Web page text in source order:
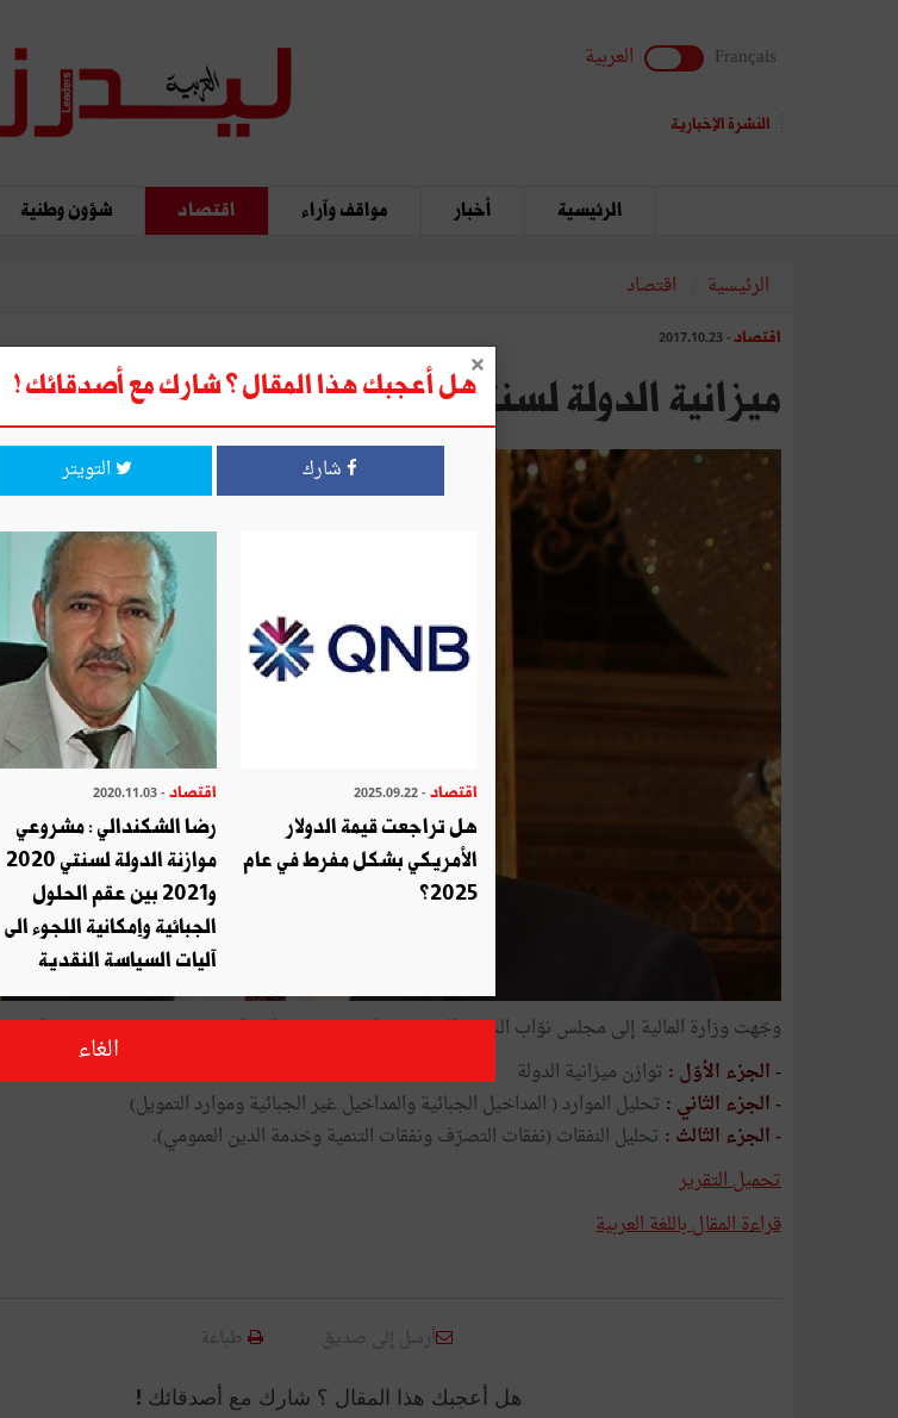
Français العربية
النشرة الإخبارية
الرئيسية أخبار مواقف وآراء اقتصاد شؤون وطنية
الرئيسية اقتصاد
اقتصاد - 2017.10.23
ميزانية الدولة لسنة 2018 : اطلعوا على التقرير
وجّهت وزارة المالية إلى مجلس نوّاب الشعب التقرير حول مشروع ميزانية الدولة لسنة 2018. ويتضمّن التقرير ثلاثة أجزاء:
- الجزء الأوّل : توازن ميزانية الدولة
- الجزء الثاني : تحليل الموارد ( المداخيل الجبائية والمداخيل غير الجبائية وموارد التمويل)
- الجزء الثالث : تحليل النفقات (نفقات التصرّف ونفقات التنمية وخدمة الدين العمومي).
تحميل التقرير
قراءة المقال باللغة العربية
أرسل إلى صديق طباعة
هل أعجبك هذا المقال ؟ شارك مع أصدقائك !
هل أعجبك هذا المقال ؟ شارك مع أصدقائك !
شارك التويتر
اقتصاد - 2025.09.22
هل تراجعت قيمة الدولار
الأمريكي بشكل مفرط في عام
2025؟
اقتصاد - 2020.11.03
رضا الشكندالي : مشروعي
موازنة الدولة لسنتي 2020
و2021 بين عقم الحلول
الجبائية وإمكانية اللجوء الى
آليات السياسة النقدية
الغاء